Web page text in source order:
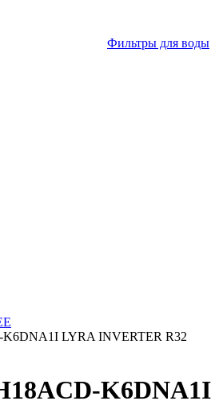
Фильтры для воды
LYRA INVERTER R32
K6DNA1I